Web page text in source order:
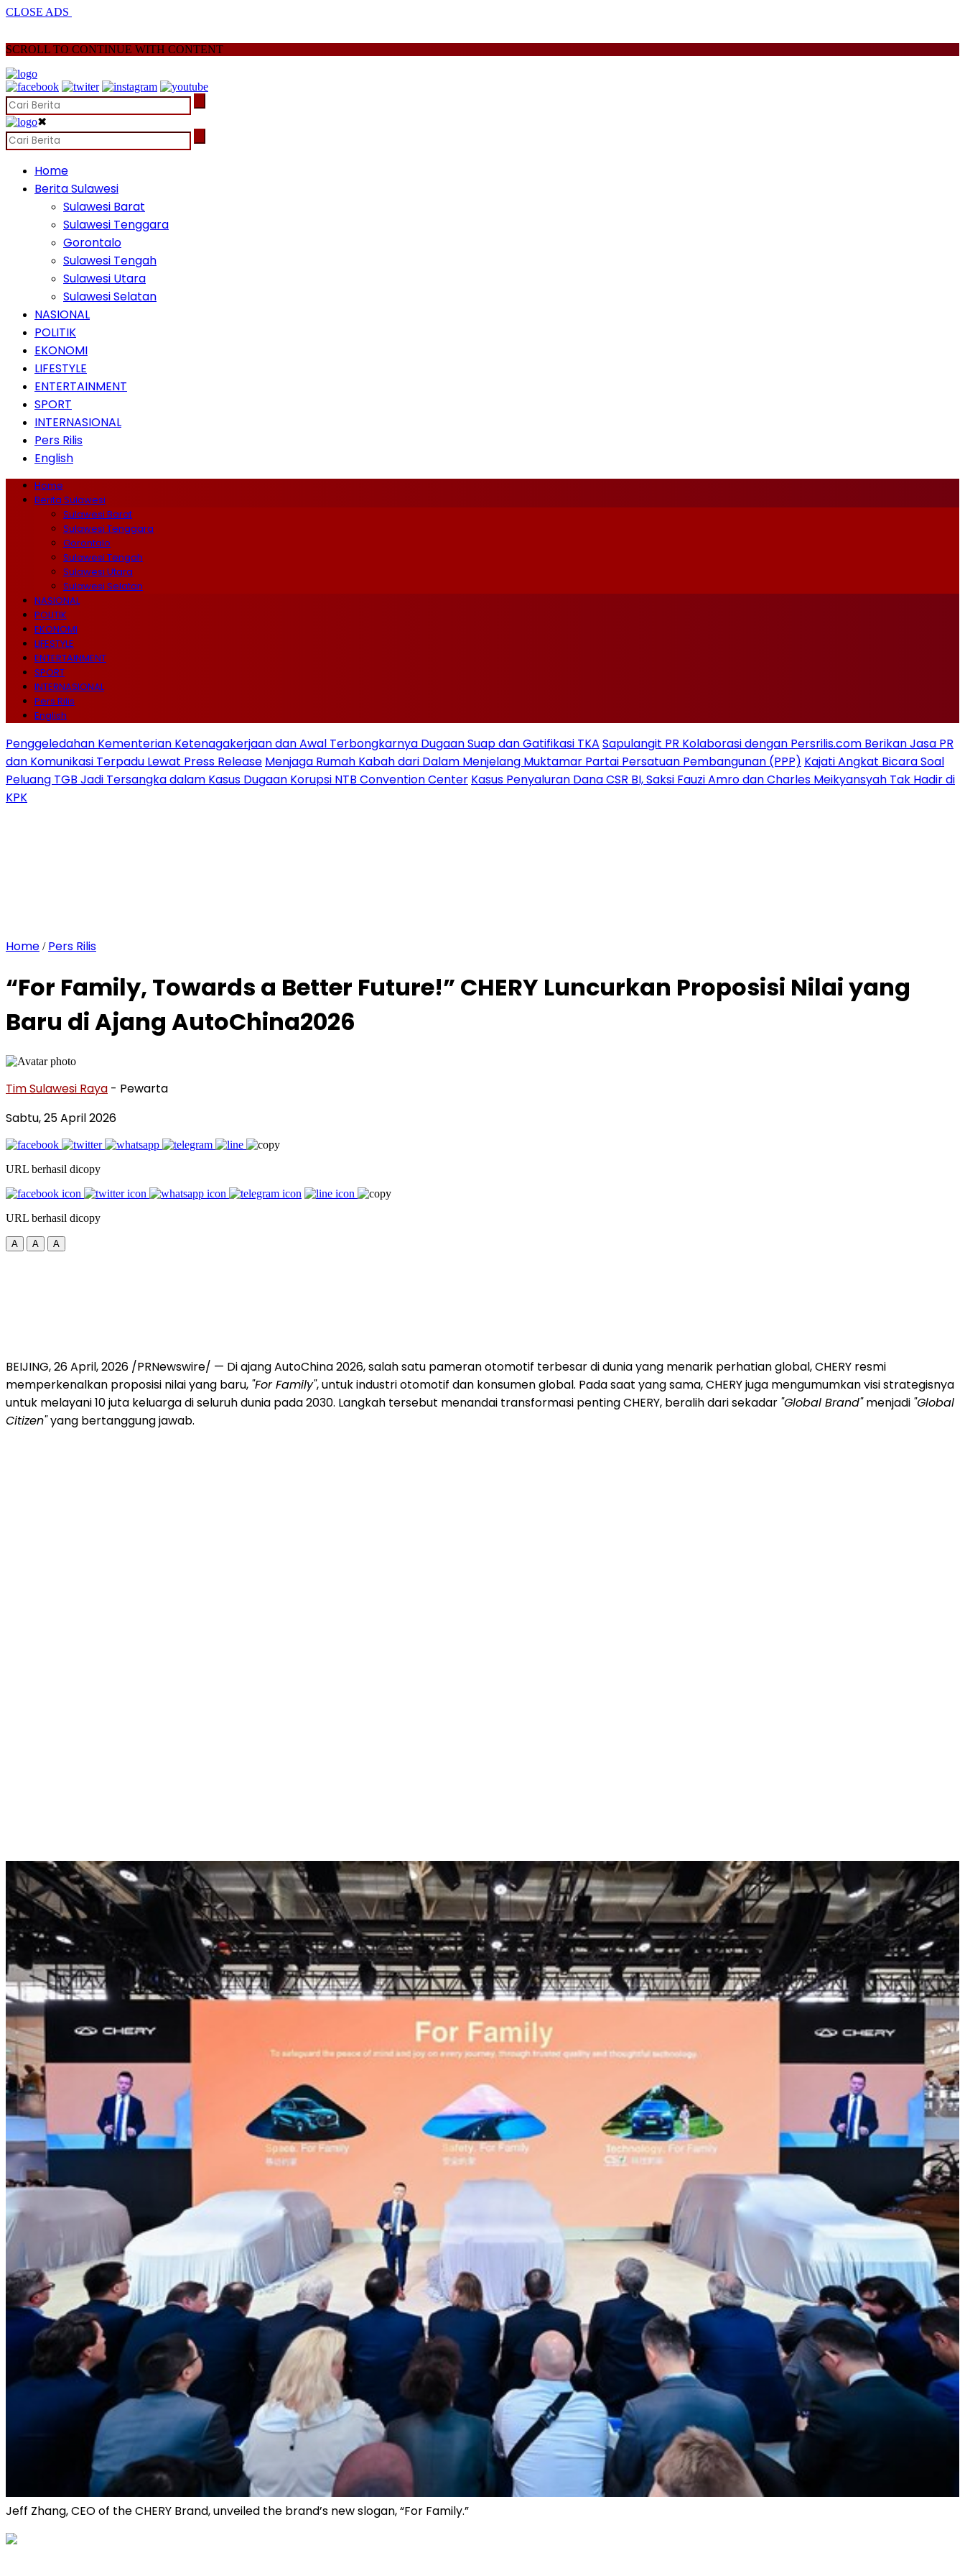
CLOSE ADS
SCROLL TO CONTINUE WITH CONTENT
✖
Home
Berita Sulawesi
Sulawesi Barat
Sulawesi Tenggara
Gorontalo
Sulawesi Tengah
Sulawesi Utara
Sulawesi Selatan
NASIONAL
POLITIK
EKONOMI
LIFESTYLE
ENTERTAINMENT
SPORT
INTERNASIONAL
Pers Rilis
English
Home
Berita Sulawesi
Sulawesi Barat
Sulawesi Tenggara
Gorontalo
Sulawesi Tengah
Sulawesi Utara
Sulawesi Selatan
NASIONAL
POLITIK
EKONOMI
LIFESTYLE
ENTERTAINMENT
SPORT
INTERNASIONAL
Pers Rilis
English
Penggeledahan Kementerian Ketenagakerjaan dan Awal Terbongkarnya Dugaan Suap dan Gatifikasi TKA Sapulangit PR Kolaborasi dengan Persrilis.com Berikan Jasa PR
dan Komunikasi Terpadu Lewat Press Release Menjaga Rumah Kabah dari Dalam Menjelang Muktamar Partai Persatuan Pembangunan (PPP) Kajati Angkat Bicara Soal
Peluang TGB Jadi Tersangka dalam Kasus Dugaan Korupsi NTB Convention Center Kasus Penyaluran Dana CSR BI, Saksi Fauzi Amro dan Charles Meikyansyah Tak Hadir di
KPK
Home / Pers Rilis
“For Family, Towards a Better Future!” CHERY Luncurkan Proposisi Nilai yang
Baru di Ajang AutoChina2026
Tim Sulawesi Raya - Pewarta
Sabtu, 25 April 2026
URL berhasil dicopy
URL berhasil dicopy
A A A
BEIJING,26 April, 2026 /PRNewswire/ — Di ajang AutoChina 2026, salah satu pameran otomotif terbesar di dunia yang menarik perhatian global, CHERY resmi
memperkenalkan proposisi nilai yang baru, "For Family", untuk industri otomotif dan konsumen global. Pada saat yang sama, CHERY juga mengumumkan visi strategisnya
untuk melayani 10 juta keluarga di seluruh dunia pada 2030. Langkah tersebut menandai transformasi penting CHERY, beralih dari sekadar "Global Brand"menjadi "Global
Citizen"yang bertanggung jawab.
Jeff Zhang, CEO of the CHERY Brand, unveiled the brand’s new slogan, “For Family.”